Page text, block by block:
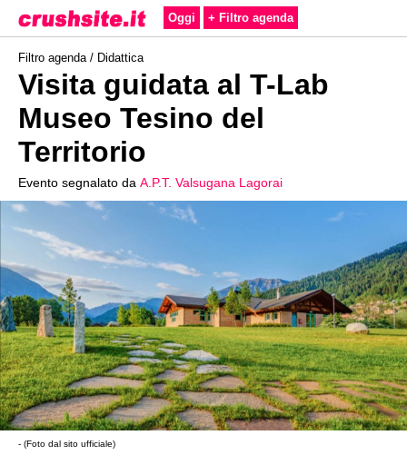
Oggi + Filtro agenda
Filtro agenda / Didattica
Visita guidata al T-Lab
Museo Tesino del
Territorio
Evento segnalato da A.P.T. Valsugana Lagorai
- (Foto dal sito ufficiale)